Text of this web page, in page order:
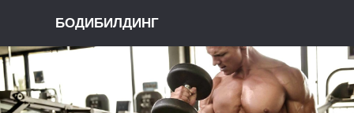
БОДИБИЛДИНГ